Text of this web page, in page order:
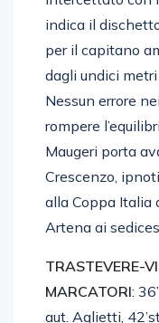
intercettato con il
indica il
per il capitano
dagli undici
Nessun errore
rompere
Maugeri porta
Crescenzo,
alla Coppa Italia
TRASTEVERE-
MARCATORI: